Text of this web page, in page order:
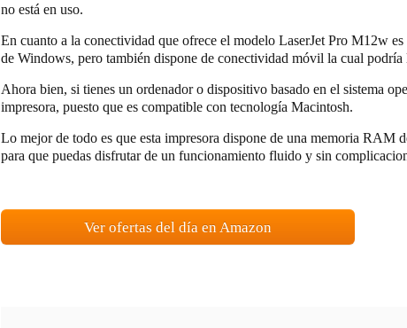
no está en uso.
En cuanto a la conectividad que ofrece el modelo LaserJet Pro M12w
de Windows, pero también dispone de conectividad móvil la cual
Ahora bien, si tienes un ordenador o dispositivo basado en el sistema
impresora, puesto que es compatible con tecnología Macintosh.
Lo mejor de todo es que esta impresora dispone de una memoria
para que puedas disfrutar de un funcionamiento fluido y sin
Ver ofertas del día en Amazon